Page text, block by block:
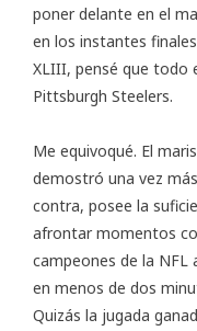
poner delante en el
en los instantes
XLIII, pensé que todo
Pittsburgh Steelers.
Me equivoqué. El
demostró una vez
contra, posee la
afrontar momentos
campeones de la NFL
en menos de dos
Quizás la jugada